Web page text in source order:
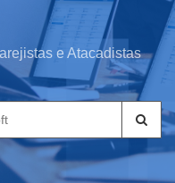
e Atacadistas